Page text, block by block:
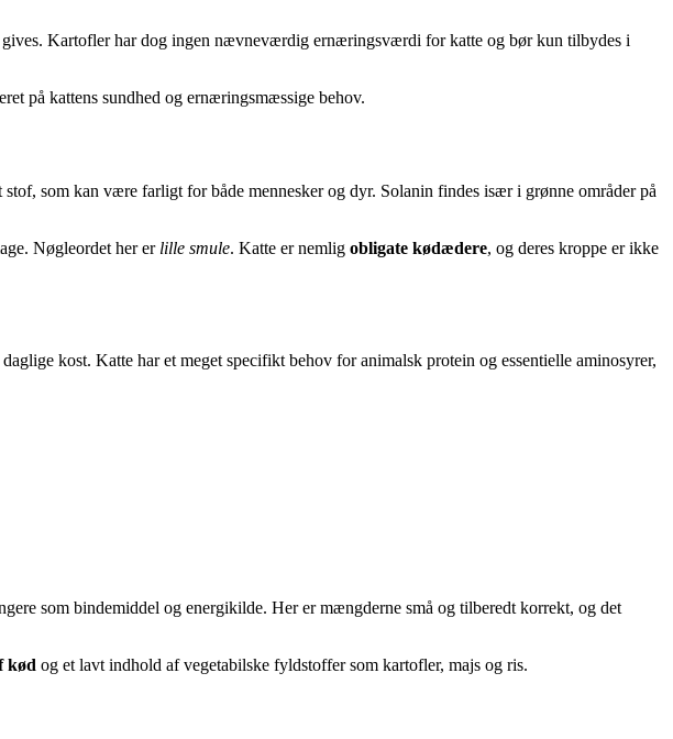
Kartofler har dog ingen nævneværdig ernæringsværdi for katte og bør kun tilbydes i
på kattens sundhed og ernæringsmæssige behov.
som kan være farligt for både mennesker og dyr. Solanin findes især i grønne områder på
Nøgleordet her er lille smule. Katte er nemlig obligate kødædere, og deres kroppe er ikke
kost. Katte har et meget specifikt behov for animalsk protein og essentielle aminosyrer,
som bindemiddel og energikilde. Her er mængderne små og tilberedt korrekt, og det
kød og et lavt indhold af vegetabilske fyldstoffer som kartofler, majs og ris.